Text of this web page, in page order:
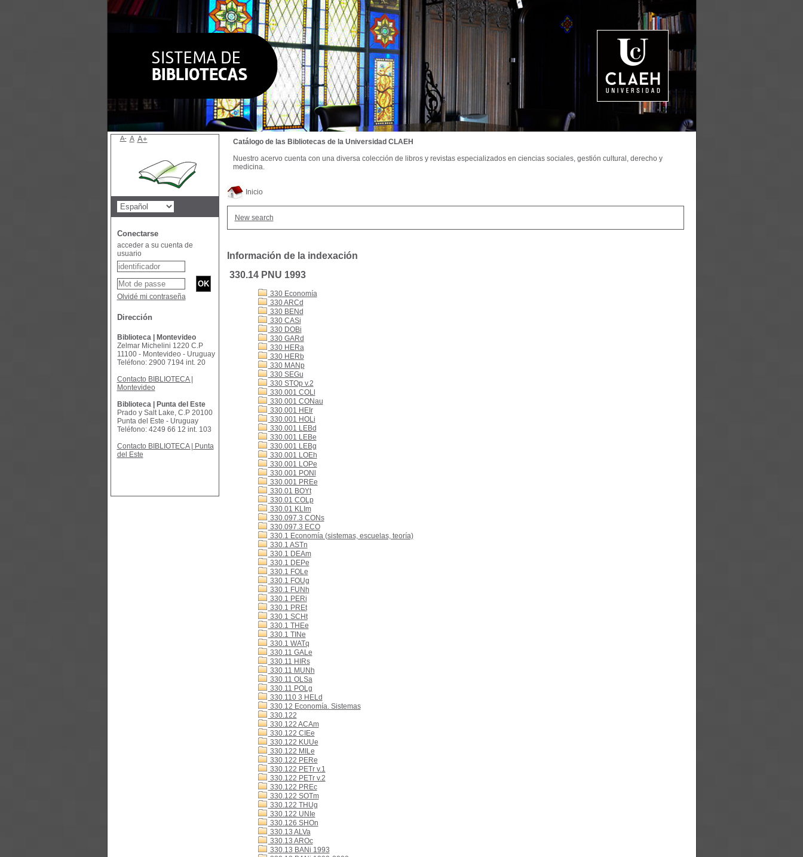
Inicio
New search
Información de la indexación
330.14 PNU 1993
330 Economía
330 ARCd
330 BENd
330 CASi
330 DOBi
330 GARd
330 HERa
330 HERb
330 MANp
330 SEGu
330 STOp v.2
330.001 COLl
330.001 CONau
330.001 HEIr
330.001 HOLi
330.001 LEBd
330.001 LEBe
330.001 LEBg
330.001 LOEh
330.001 LOPe
330.001 PONl
330.001 PREe
330.01 BOYt
330.01 COLp
330.01 KLIm
330.097.3 CONs
330.097.3 ECO
330.1 Economía (sistemas, escuelas, teoría)
330.1 ASTn
330.1 DEAm
330.1 DEPe
330.1 FOLe
330.1 FOUg
330.1 FUNh
330.1 PERi
330.1 PREt
330.1 SCHt
330.1 THEe
330.1 TINe
330.1 WATq
330.11 GALe
330.11 HIRs
330.11 MUNh
330.11 OLSa
330.11 POLg
330.110 3 HELd
330.12 Economía. Sistemas
330.122
330.122 ACAm
330.122 CIEe
330.122 KUUe
330.122 MILe
330.122 PERe
330.122 PETr v.1
330.122 PETr v.2
330.122 PREc
330.122 SOTm
330.122 THUg
330.122 UNIe
330.126 SHOn
330.13 ALVa
330.13 AROc
330.13 BANi 1993
Catálogo de las Bibliotecas de la Universidad CLAEH
Nuestro acervo cuenta con una diversa colección de libros y revistas especializados en ciencias sociales, gestión cultural, derecho y
medicina.
A- A A+
Conectarse
acceder a su cuenta de
usuario
Olvidé mi contraseña
Dirección
Biblioteca | Montevideo
Zelmar Michelini 1220 C.P
11100 - Montevideo - Uruguay
Teléfono: 2900 7194 int. 20
Contacto BIBLIOTECA |
Montevideo
Biblioteca | Punta del Este
Prado y Salt Lake, C.P 20100
Punta del Este - Uruguay
Teléfono: 4249 66 12 int. 103
Contacto BIBLIOTECA | Punta
del Este